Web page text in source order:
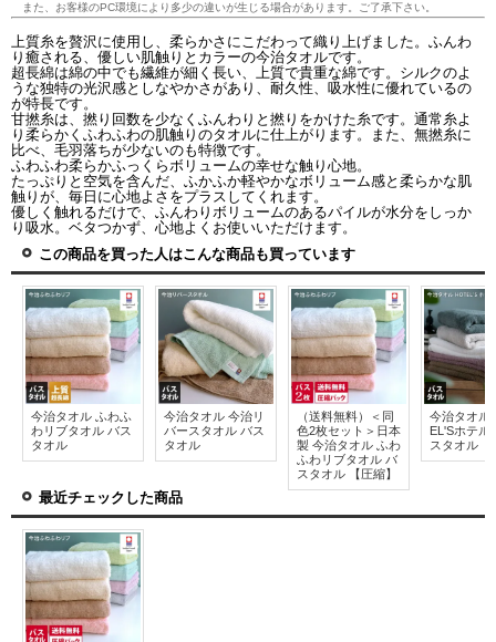
また、お客様のPC環境により多少の違いが生じる場合があります。ご了承下さい。
上質糸を贅沢に使用し、柔らかさにこだわって織り上げました。ふんわ
り癒される、優しい肌触りとカラーの今治タオルです。
超長綿は綿の中でも繊維が細く長い、上質で貴重な綿です。シルクのよ
うな独特の光沢感としなやかさがあり、耐久性、吸水性に優れているの
が特長です。
甘撚糸は、撚り回数を少なくふんわりと撚りをかけた糸です。通常糸よ
り柔らかくふわふわの肌触りのタオルに仕上がります。また、無撚糸に
比べ、毛羽落ちが少ないのも特徴です。
ふわふわ柔らかふっくらボリュームの幸せな触り心地。
たっぷりと空気を含んだ、ふかふか軽やかなボリューム感と柔らかな肌
触りが、毎日に心地よさをプラスしてくれます。
優しく触れるだけで、ふんわりボリュームのあるパイルが水分をしっか
り吸水。ベタつかず、心地よくお使いいただけます。
この商品を買った人はこんな商品も買っています
今治タオル ふわふ
わリブタオル バス
タオル
今治タオル 今治リ
バースタオル バス
タオル
（送料無料）＜同
色2枚セット＞日本
製 今治タオル ふわ
ふわリブタオル バ
スタオル 【圧縮】
今治タオル
EL'Sホテル
スタオル
最近チェックした商品